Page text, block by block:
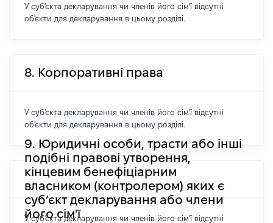
У суб'єкта декларування чи членів його сім'ї відсутні
об'єкти для декларування в цьому розділі.
8. Корпоративні права
У суб'єкта декларування чи членів його сім'ї відсутні
об'єкти для декларування в цьому розділі.
9. Юридичні особи, трасти або інші
подібні правові утворення,
кінцевим бенефіціарним
власником (контролером) яких є
суб’єкт декларування або члени
його сім'ї
У суб'єкта декларування чи членів його сім'ї відсутні